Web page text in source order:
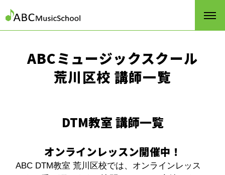
ABCミュージックスクール
荒川区校 講師一覧
DTM教室 講師一覧
オンラインレッスン開催中！
ABC DTM教室 荒川区校では、オンラインレッス